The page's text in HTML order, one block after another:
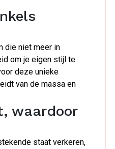
die niet meer in
om je eigen stijl te
deze unieke
van de massa en
waardoor
staat verkeren,